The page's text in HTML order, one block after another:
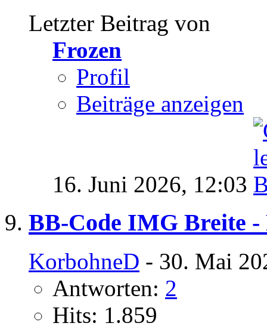
Letzter Beitrag von
Frozen
Profil
Beiträge anzeigen
16. Juni 2026, 12:03
BB-Code IMG Breite -
KorbohneD - 30. Mai
Antworten: 2
Hits: 1.859